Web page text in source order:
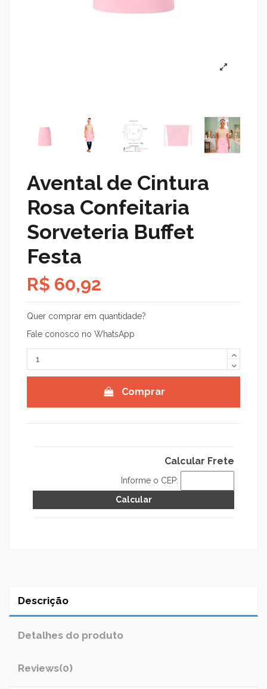
Avental de Cintura
Rosa Confeitaria
Sorveteria Buffet
Festa
R$ 60,92
Quer comprar em quantidade?
Fale conosco no WhatsApp
Comprar
Calcular Frete
Informe o CEP:
Descrição
Detalhes do produto
Reviews(0)